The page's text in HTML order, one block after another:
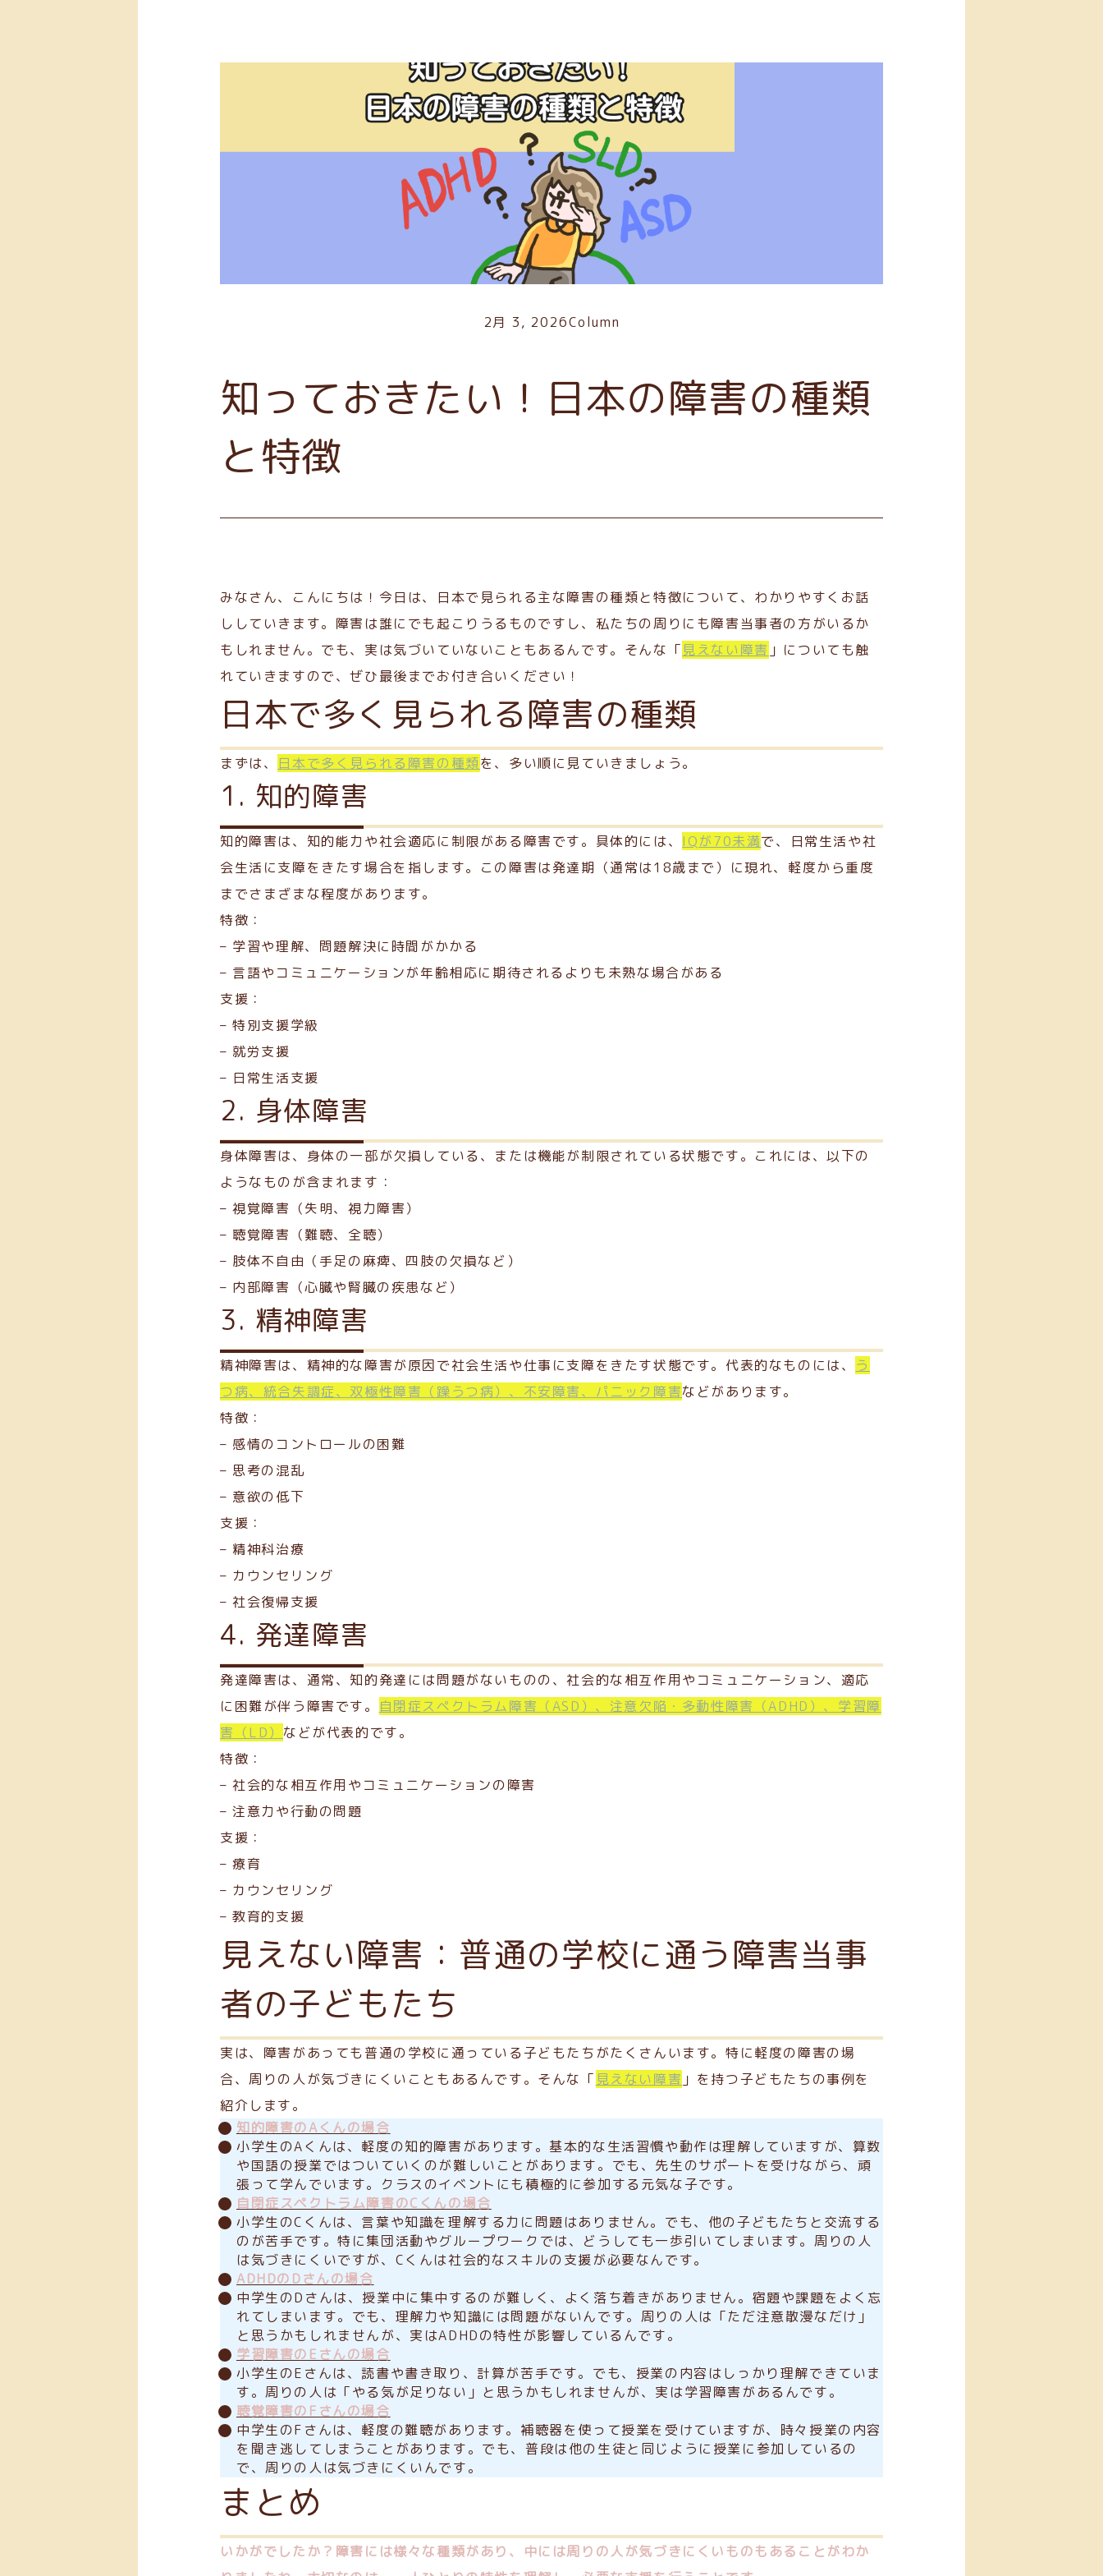
2月 3, 2026Column
知っておきたい！日本の障害の種類
と特徴
みなさん、こんにちは！今日は、日本で見られる主な障害の種類と特徴について、わかりやすくお話
ししていきます。障害は誰にでも起こりうるものですし、私たちの周りにも障害当事者の方がいるか
もしれません。でも、実は気づいていないこともあるんです。そんな「 見えない障害 」についても触
れていきますので、ぜひ最後までお付き合いください！
日本で多く見られる障害の種類
まずは、 日本で多く見られる障害の種類を、多い順に見ていきましょう。
1. 知的障害
知的障害は、知的能力や社会適応に制限がある障害です。具体的には、 IQが70未満で、日常生活や社
会生活に支障をきたす場合を指します。この障害は発達期（通常は18歳まで）に現れ、軽度から重度
までさまざまな程度があります。
特徴：
– 学習や理解、問題解決に時間がかかる
– 言語やコミュニケーションが年齢相応に期待されるよりも未熟な場合がある
支援：
– 特別支援学級
– 就労支援
– 日常生活支援
2. 身体障害
身体障害は、身体の一部が欠損している、または機能が制限されている状態です。これには、以下の
ようなものが含まれます：
– 視覚障害（失明、視力障害）
– 聴覚障害（難聴、全聴）
– 肢体不自由（手足の麻痺、四肢の欠損など）
– 内部障害（心臓や腎臓の疾患など）
3. 精神障害
精神障害は、精神的な障害が原因で社会生活や仕事に支障をきたす状態です。代表的なものには、 う
つ病、統合失調症、双極性障害（躁うつ病）、不安障害、パニック障害などがあります。
特徴：
– 感情のコントロールの困難
– 思考の混乱
– 意欲の低下
支援：
– 精神科治療
– カウンセリング
– 社会復帰支援
4. 発達障害
発達障害は、通常、知的発達には問題がないものの、社会的な相互作用やコミュニケーション、適応
に困難が伴う障害です。
自閉症スペクトラム障害（ASD）、注意欠陥・多動性障害（ADHD）、学習障
害（LD） などが代表的です。
特徴：
– 社会的な相互作用やコミュニケーションの障害
– 注意力や行動の問題
支援：
– 療育
– カウンセリング
– 教育的支援
見えない障害：普通の学校に通う障害当事
者の子どもたち
実は、障害があっても普通の学校に通っている子どもたちがたくさんいます。特に軽度の障害の場
合、周りの人が気づきにくいこともあるんです。そんな「 見えない障害 」を持つ子どもたちの事例を
紹介します。
知的障害のAくんの場合
小学生のAくんは、軽度の知的障害があります。基本的な生活習慣や動作は理解していますが、算数
や国語の授業ではついていくのが難しいことがあります。でも、先生のサポートを受けながら、頑
張って学んでいます。クラスのイベントにも積極的に参加する元気な子です。
自閉症スペクトラム障害のCくんの場合
小学生のCくんは、言葉や知識を理解する力に問題はありません。でも、他の子どもたちと交流する
のが苦手です。特に集団活動やグループワークでは、どうしても一歩引いてしまいます。周りの人
は気づきにくいですが、Cくんは社会的なスキルの支援が必要なんです。
ADHDのDさんの場合
中学生のDさんは、授業中に集中するのが難しく、よく落ち着きがありません。宿題や課題をよく忘
れてしまいます。でも、理解力や知識には問題がないんです。周りの人は「ただ注意散漫なだけ」
と思うかもしれませんが、実はADHDの特性が影響しているんです。
学習障害のEさんの場合
小学生のEさんは、読書や書き取り、計算が苦手です。でも、授業の内容はしっかり理解できていま
す。周りの人は「やる気が足りない」と思うかもしれませんが、実は学習障害があるんです。
聴覚障害のFさんの場合
中学生のFさんは、軽度の難聴があります。補聴器を使って授業を受けていますが、時々授業の内容
を聞き逃してしまうことがあります。でも、普段は他の生徒と同じように授業に参加しているの
で、周りの人は気づきにくいんです。
まとめ
いかがでしたか？障害には様々な種類があり、中には周りの人が気づきにくいものもあることがわか